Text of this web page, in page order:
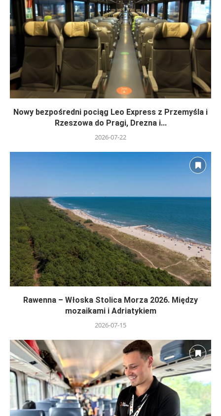
Nowy bezpośredni pociąg Leo Express z Przemyśla i
Rzeszowa do Pragi, Drezna i...
2026-07-22
Rawenna – Włoska Stolica Morza 2026. Między
mozaikami i Adriatykiem
2026-07-15